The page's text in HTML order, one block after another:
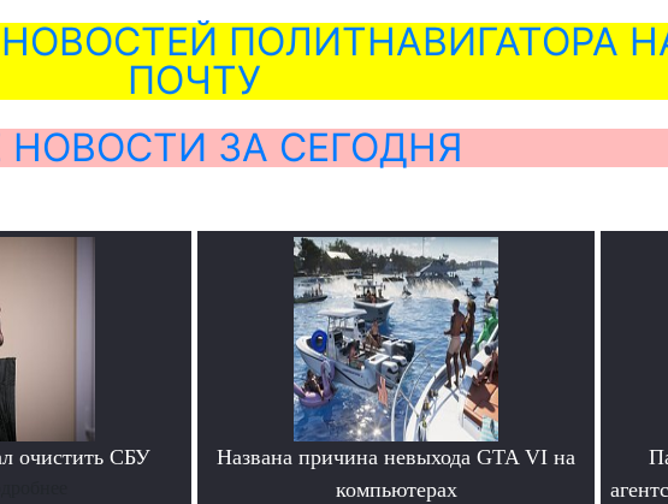
ПОЛИТНАВИГАТОРА
ПОЧТУ
НОВОСТИ ЗА СЕГОДНЯ
очистить СБУ
Названа причина невыхода GTA VI на
компьютерах